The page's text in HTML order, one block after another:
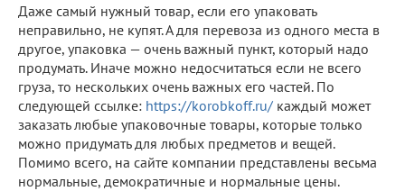
Даже самый нужный товар, если его упаковать
неправильно, не купят. А для перевоза из одного места в
другое, упаковка — очень важный пункт, который надо
продумать. Иначе можно недосчитаться если не всего
груза, то нескольких очень важных его частей. По
следующей ссылке: https://korobkoff.ru/ каждый может
заказать любые упаковочные товары, которые только
можно придумать для любых предметов и вещей.
Помимо всего, на сайте компании представлены весьма
нормальные, демократичные и нормальные цены.